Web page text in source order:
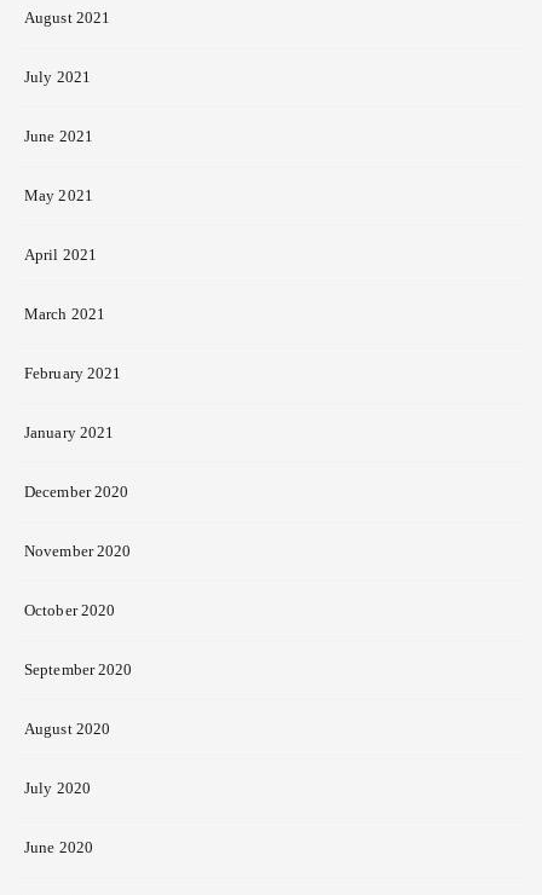
August 2021
July 2021
June 2021
May 2021
April 2021
March 2021
February 2021
January 2021
December 2020
November 2020
October 2020
September 2020
August 2020
July 2020
June 2020